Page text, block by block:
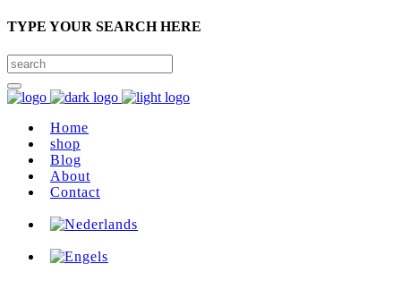
TYPE YOUR SEARCH HERE
Home
shop
Blog
About
Contact